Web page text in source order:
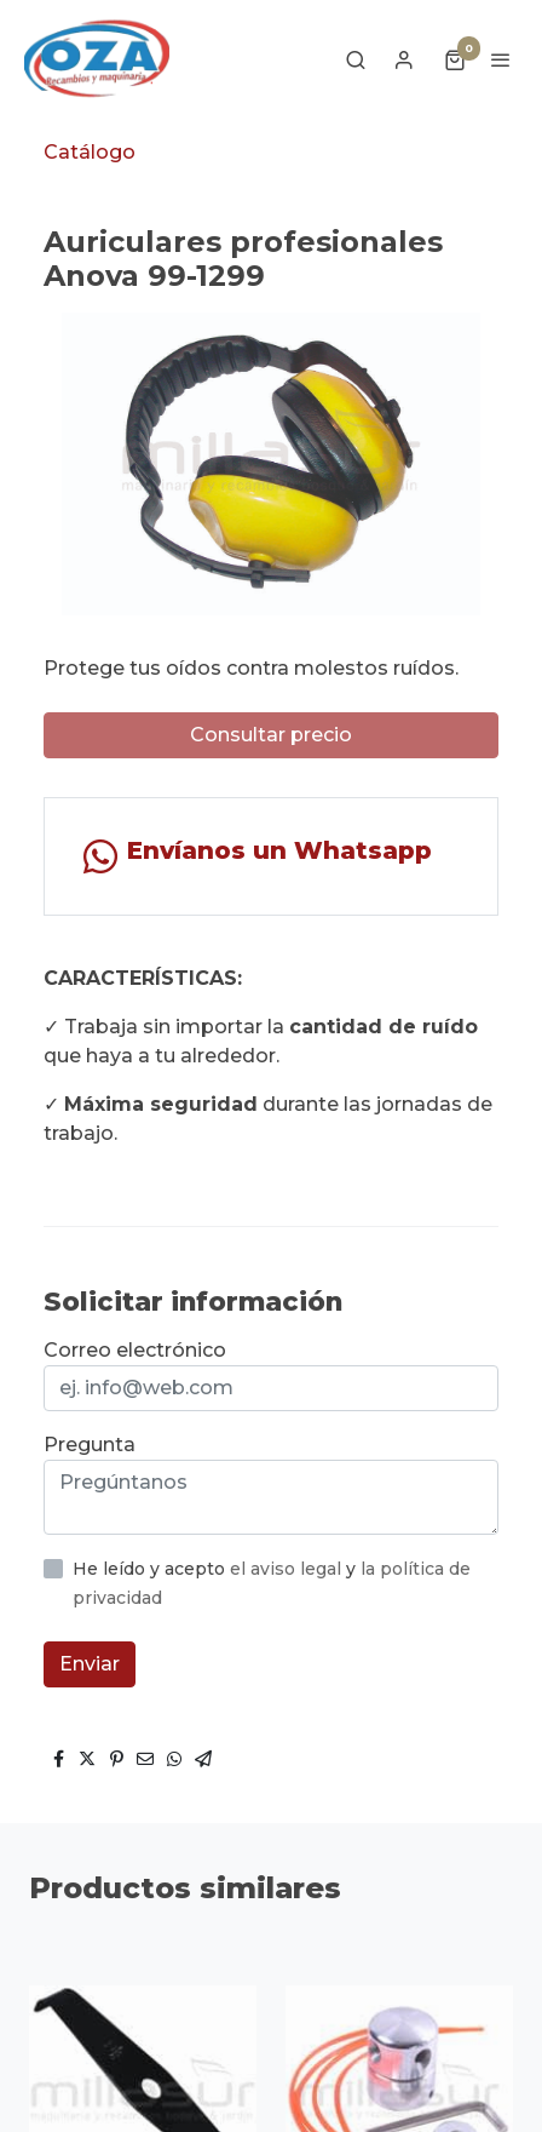
0
Catálogo
Auriculares profesionales
Anova 99-1299
Protege tus oídos contra molestos ruídos.
Consultar precio
Envíanos un Whatsapp
CARACTERÍSTICAS:
✓ Trabaja sin importar la cantidad de ruído
que haya a tu alrededor.
✓ Máxima seguridad durante las jornadas de
trabajo.
Solicitar información
Correo electrónico
Pregunta
He leído y acepto el aviso legal y la política de
privacidad
Enviar
Productos similares